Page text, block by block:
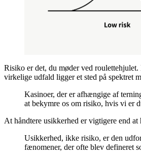
Risiko er det, du møder ved
virkelige udfald ligger et sted på spektret
Kasinoer, der er afhængige af
at bekymre os om risiko, hvis vi er
At håndtere usikkerhed er vigtigere end
Usikkerhed, ikke risiko, er den
fænomener, der ofte blev defineret